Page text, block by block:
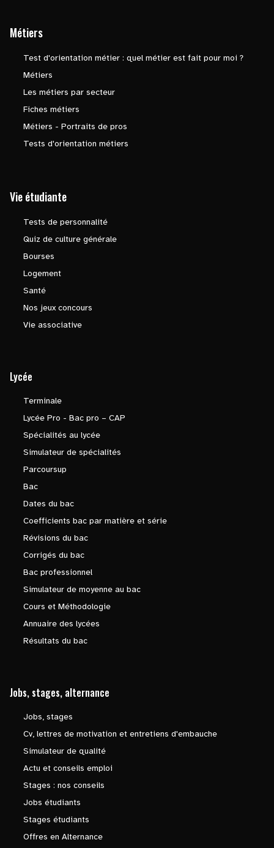
Métiers
Test d'orientation métier : quel métier est fait pour moi ?
Métiers
Les métiers par secteur
Fiches métiers
Métiers - Portraits de pros
Tests d'orientation métiers
Vie étudiante
Tests de personnalité
Quiz de culture générale
Bourses
Logement
Santé
Nos jeux concours
Vie associative
Lycée
Terminale
Lycée Pro - Bac pro – CAP
Spécialités au lycée
Simulateur de spécialités
Parcoursup
Bac
Dates du bac
Coefficients bac par matière et série
Révisions du bac
Corrigés du bac
Bac professionnel
Simulateur de moyenne au bac
Cours et Méthodologie
Annuaire des lycées
Résultats du bac
Jobs, stages, alternance
Jobs, stages
Cv, lettres de motivation et entretiens d'embauche
Simulateur de qualité
Actu et conseils emploi
Stages : nos conseils
Jobs étudiants
Stages étudiants
Offres en Alternance